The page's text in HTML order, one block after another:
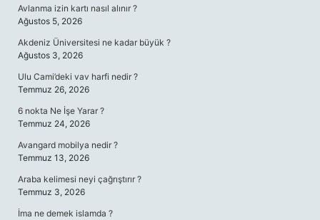
Avlanma izin kartı nasıl alınır ?
Ağustos 5, 2026
Akdeniz Üniversitesi ne kadar büyük ?
Ağustos 3, 2026
Ulu Cami’deki vav harfi nedir ?
Temmuz 26, 2026
6 nokta Ne İşe Yarar ?
Temmuz 24, 2026
Avangard mobilya nedir ?
Temmuz 13, 2026
Araba kelimesi neyi çağrıştırır ?
Temmuz 3, 2026
İma ne demek islamda ?